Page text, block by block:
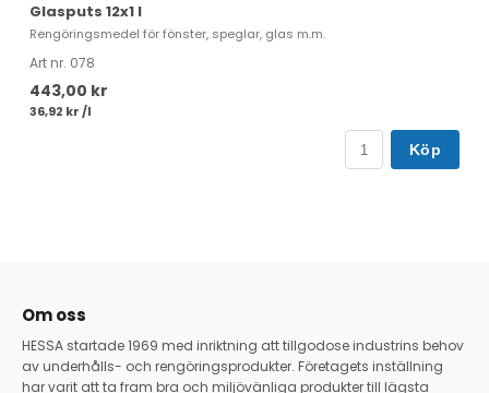
Glasputs 12x1 l
Rengöringsmedel för fönster, speglar, glas m.m.
Art nr. 078
443,00 kr
36,92 kr /l
Köp
Om oss
HESSA startade 1969 med inriktning att tillgodose industrins behov
av underhålls- och rengöringsprodukter. Företagets inställning
har varit att ta fram bra och miljövänliga produkter till lägsta